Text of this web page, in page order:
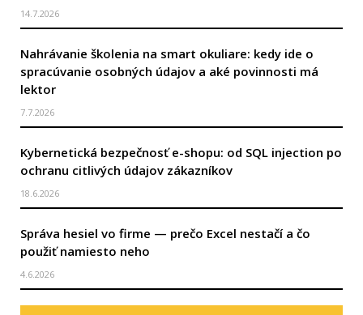
14.7.2026
Nahrávanie školenia na smart okuliare: kedy ide o
spracúvanie osobných údajov a aké povinnosti má
lektor
7.7.2026
Kybernetická bezpečnosť e-shopu: od SQL injection po
ochranu citlivých údajov zákazníkov
18.6.2026
Správa hesiel vo firme — prečo Excel nestačí a čo
použiť namiesto neho
4.6.2026